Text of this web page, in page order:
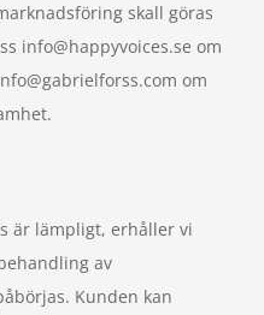
skall göras
info@happyvoices.se om
om
är lämpligt, erhåller vi
av
Kunden kan